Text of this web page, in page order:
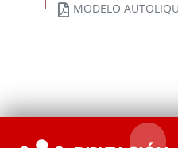
MODELO